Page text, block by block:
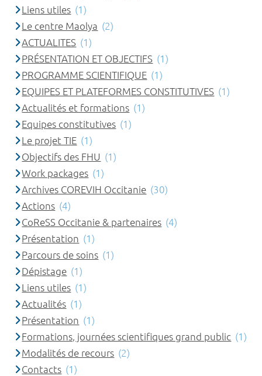
Liens utiles (1)
Le centre Maolya (2)
ACTUALITES (1)
PRÉSENTATION ET OBJECTIFS (1)
PROGRAMME SCIENTIFIQUE (1)
EQUIPES ET PLATEFORMES CONSTITUTIVES (1)
Actualités et formations (1)
Equipes constitutives (1)
Le projet TIE (1)
Objectifs des FHU (1)
Work packages (1)
Archives COREVIH Occitanie (30)
Actions (4)
CoReSS Occitanie & partenaires (4)
Présentation (1)
Parcours de soins (1)
Dépistage (1)
Liens utiles (1)
Actualités (1)
Présentation (1)
Formations, journées scientifiques grand public (1)
Modalités de recours (2)
Contacts (1)